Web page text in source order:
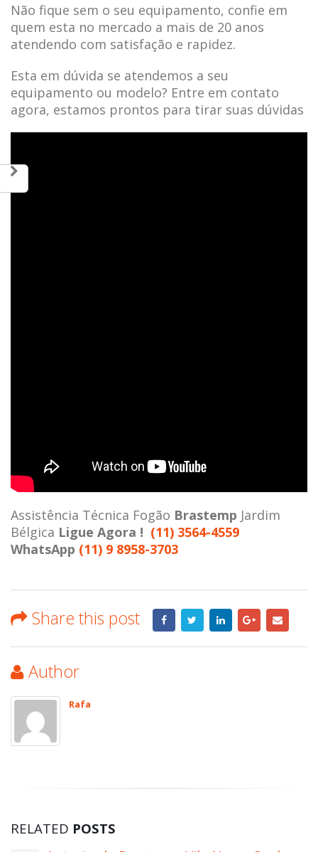
Não fique sem o seu equipamento, confie em
quem esta no mercado a mais de 20 anos
atendendo com satisfação e rapidez.
Esta em dúvida se atendemos a seu
equipamento ou modelo? Entre em contato
agora, estamos prontos para tirar suas dúvidas
Assistência Técnica Fogão Brastemp Jardim
Bélgica Ligue Agora ! (11) 3564-4559
WhatsApp (11) 9 8958-3703
Share this post
Author
Rafa
RELATED POSTS